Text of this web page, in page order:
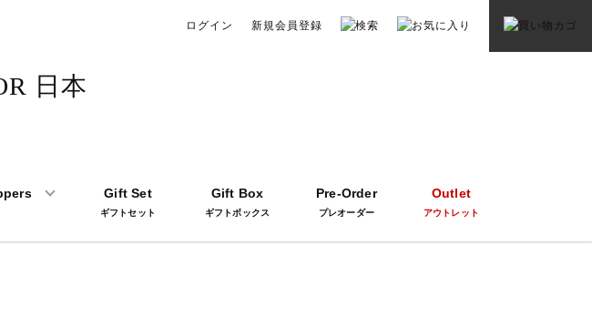
ログイン 新規会員登録
Gift Set
ギフトセット
Gift Box
ギフトボックス
Pre-Order
プレオーダー
Outlet
アウトレット